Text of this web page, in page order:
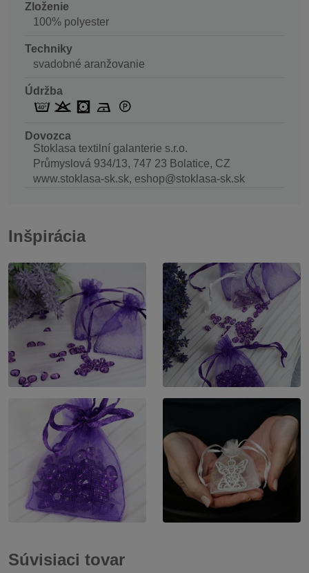
Zloženie
100% polyester
Techniky
svadobné aranžovanie
Údržba
Dovozca
Stoklasa textilní galanterie s.r.o.
Průmyslová 934/13, 747 23 Bolatice, CZ
www.stoklasa-sk.sk, eshop@stoklasa-sk.sk
Inšpirácia
Súvisiaci tovar